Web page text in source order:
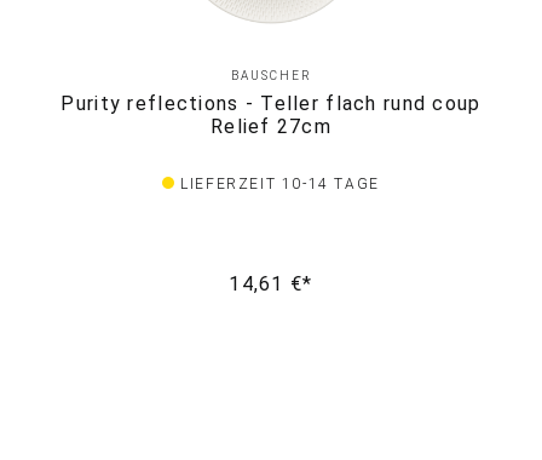
BAUSCHER
Purity reflections - Teller flach rund coup
Relief 27cm
LIEFERZEIT 10-14 TAGE
14,61 €*